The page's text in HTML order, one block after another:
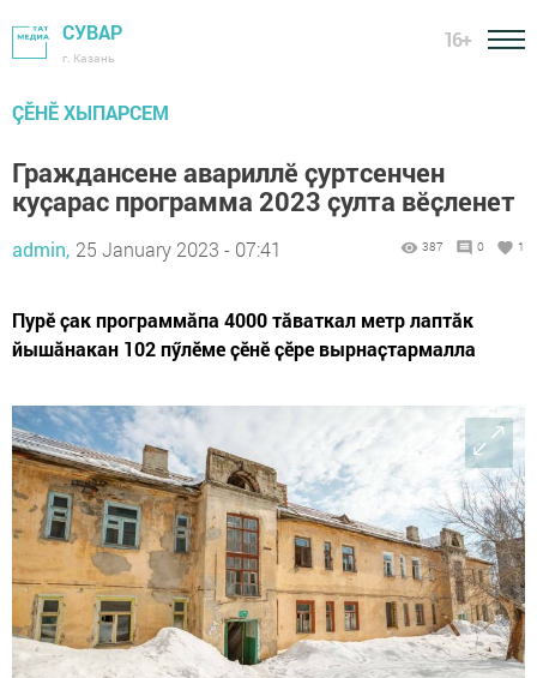
СУВАР
г. Казань
16+
ÇӖНӖ ХЫПАРСЕМ
Граждансене авариллӗ ҫуртсенчен
куҫарас программа 2023 ҫулта вӗҫленет
admin, 25 January 2023 - 07:41 387 0 1
Пурӗ ҫак программӑпа 4000 тăваткал метр лаптӑк
йышӑнакан 102 пӳлӗме ҫӗнӗ ҫӗре вырнаҫтармалла